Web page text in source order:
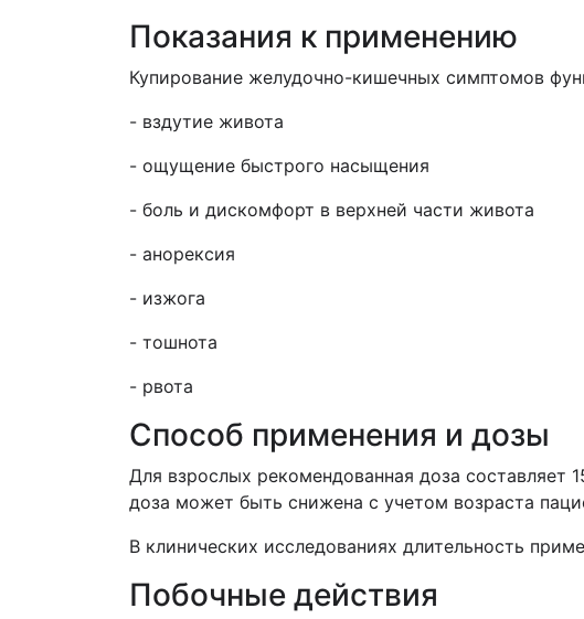
Показания к применению
Купирование желудочно-кишечных симптомов
- вздутие живота
- ощущение быстрого насыщения
- боль и дискомфорт в верхней части живота
- анорексия
- изжога
- тошнота
- рвота
Способ применения и дозы
Для взрослых рекомендованная доза составляет
доза может быть снижена с учетом возраста
В клинических исследованиях длительность
Побочные действия